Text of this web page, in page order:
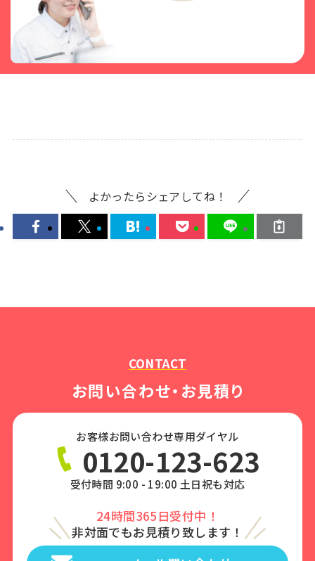
よかったらシェアしてね！
CONTACT
お問い合わせ・お見積り
お客様お問い合わせ専用ダイヤル
0120-123-623
受付時間 9:00 - 19:00 土日祝も対応
24時間365日受付中！
非対面でもお見積り致します！